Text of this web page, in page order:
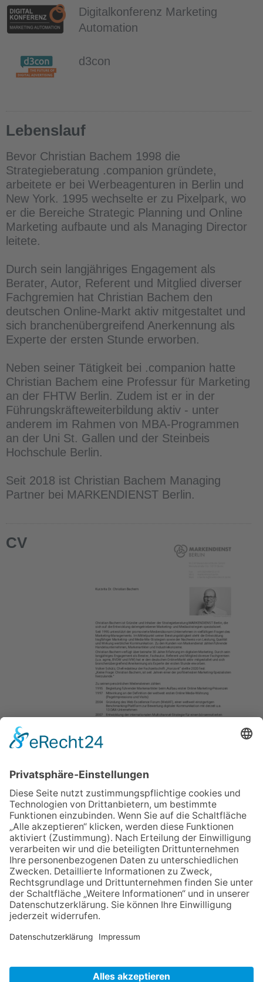
Digitalkonferenz Marketing
Automation
d3con
Lebenslauf
Bevor Christian Bachem 1998 die
Strategieberatung .companion gründete,
arbeitete er bei Werbeagenturen in Berlin und
New York. 1995 wechselte er zu Pixelpark, wo
er die Bereiche Strategic Planning und Online
Marketing aufbaute und als Managing Director
leitete.
Durch sein langjähriges Engagement als
Berater, Autor, Referent und Mitglied diverser
Fachgremien hat Christian Bachem den
deutschen Online-Markt aktiv mitgestaltet und
sich branchenübergreifend Anerkennung als
Experte der ersten Stunde erworben.
Neben seiner Tätigkeit bei .companion hatte
Christian Bachem eine Professur für Marketing
an der FHTW Berlin. Zudem ist er in der
Führungskräfteweiterbildung aktiv - unter
anderem im Rahmen von MBA-Programmen
an der Uni St. Gallen und der Steinbeis
Hochschule Berlin.
Seit 2018 ist Christian Bachem Managing
Partner bei MARKENDIENST Berlin.
CV
ÜBER UNS
ANMELDEN
LOGIN
AGB
Impressum
Datenschutz
digitalkonferenz.net
Kontakt